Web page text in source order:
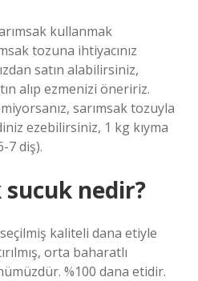
kullanmak
tozuna ihtiyacınız
satın alabilirsiniz,
alıp ezmenizi öneririz.
sarımsak tozuyla
ezebilirsiniz, 1 kg kıyma
7 diş).
nedir?
kaliteli dana etiyle
orta baharatlı
%100 dana etidir.